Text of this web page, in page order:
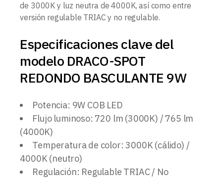
de 3000K y luz neutra de 4000K, así como entre
versión regulable TRIAC y no regulable.
Especificaciones clave del
modelo DRACO-SPOT
REDONDO BASCULANTE 9W
Potencia: 9W COB LED
Flujo luminoso: 720 lm (3000K) / 765 lm
(4000K)
Temperatura de color: 3000K (cálido) /
4000K (neutro)
Regulación: Regulable TRIAC / No